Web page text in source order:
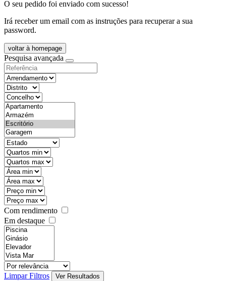
O seu pedido foi enviado com sucesso!
Irá receber um email com as instruções para recuperar a sua
password.
voltar à homepage
Pesquisa avançada
Com rendimento
Em destaque
Limpar Filtros Ver Resultados